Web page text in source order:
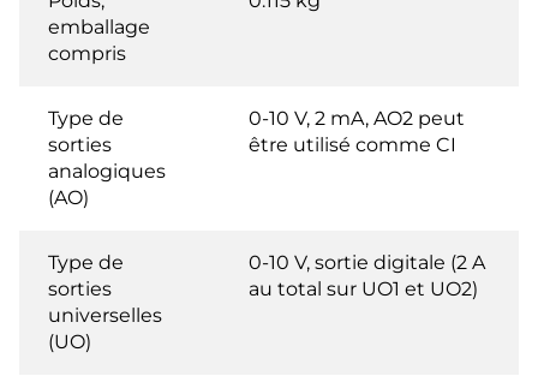
emballage
compris
Type de
sorties
analogiques
(AO)
0-10 V, 2 mA, AO2 peut
être utilisé comme CI
Type de
sorties
universelles
(UO)
0-10 V, sortie digitale (2 A
au total sur UO1 et UO2)